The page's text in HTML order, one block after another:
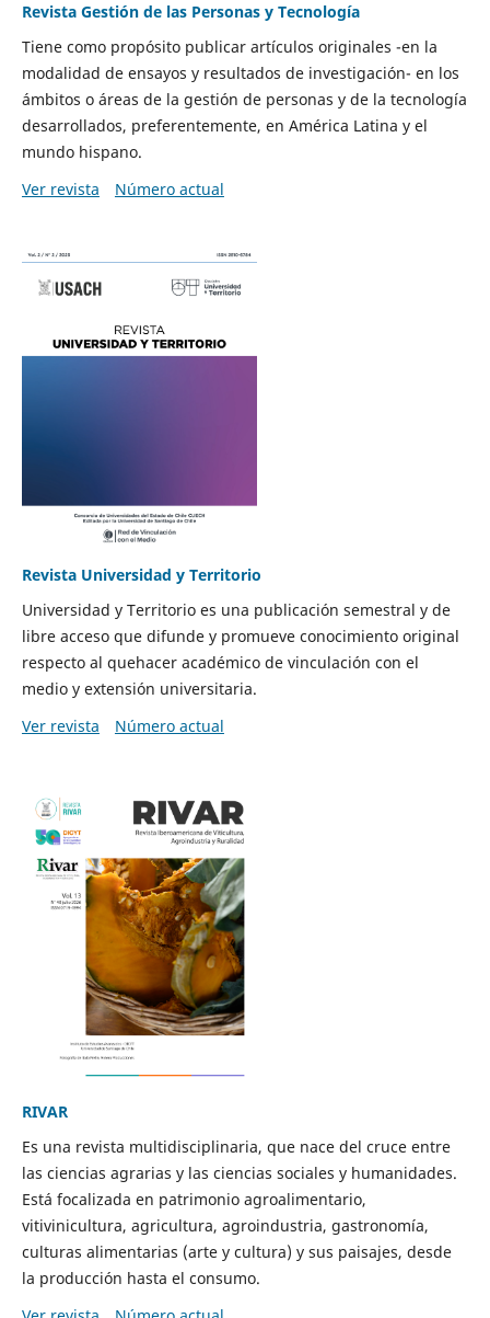
Revista Gestión de las Personas y Tecnología
Tiene como propósito publicar artículos originales -en la
modalidad de ensayos y resultados de investigación- en los
ámbitos o áreas de la gestión de personas y de la tecnología
desarrollados, preferentemente, en América Latina y el
mundo hispano.
Ver revista
Número actual
Revista Universidad y Territorio
Universidad y Territorio es una publicación semestral y de
libre acceso que difunde y promueve conocimiento original
respecto al quehacer académico de vinculación con el
medio y extensión universitaria.
Ver revista
Número actual
RIVAR
Es una revista multidisciplinaria, que nace del cruce entre
las ciencias agrarias y las ciencias sociales y humanidades.
Está focalizada en patrimonio agroalimentario,
vitivinicultura, agricultura, agroindustria, gastronomía,
culturas alimentarias (arte y cultura) y sus paisajes, desde
la producción hasta el consumo.